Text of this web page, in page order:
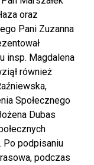
oraz
Pani Zuzanna
insp. Magdalena
również
Społecznego
Dubas
Po podpisaniu
podczas